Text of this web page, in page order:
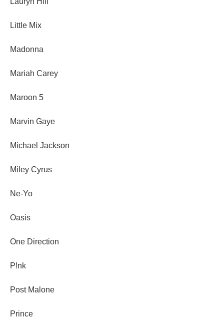
Little Mix
Madonna
Mariah Carey
Maroon 5
Marvin Gaye
Michael Jackson
Miley Cyrus
Ne-Yo
Oasis
One Direction
P!nk
Post Malone
Prince